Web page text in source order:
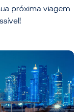
próxima viagem